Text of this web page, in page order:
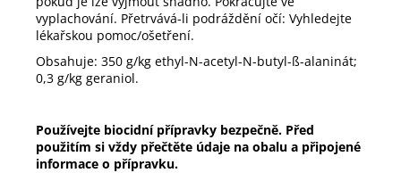
vyplachování. Přetrvává-li podráždění očí: Vyhledejte
lékařskou pomoc/ošetření.
Obsahuje: 350 g/kg ethyl-N-acetyl-N-butyl-ß-alaninát;
0,3 g/kg geraniol.
Používejte biocidní přípravky bezpečně. Před
použitím si vždy přečtěte údaje na obalu a připojené
informace o přípravku.